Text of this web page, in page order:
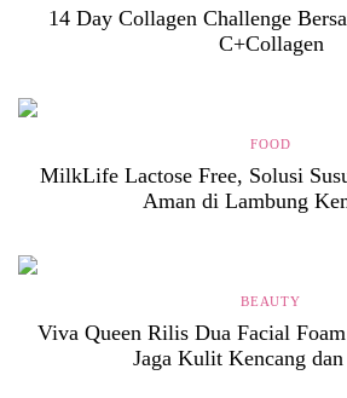
14 Day Collagen Challenge
C+Collagen
FOOD
MilkLife Lactose Free, Solusi
Aman di Lambung
BEAUTY
Viva Queen Rilis Dua Facial
Jaga Kulit Kencang dan